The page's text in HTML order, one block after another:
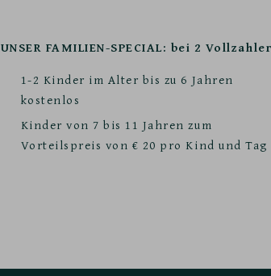
UNSER FAMILIEN-SPECIAL: bei 2
1-2 Kinder im Alter bis zu 6 Jahren
kostenlos
Kinder von 7 bis 11 Jahren zum
Vorteilspreis von € 20 pro Kind und Tag